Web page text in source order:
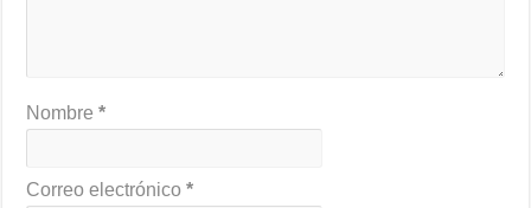
Nombre*
Correo electrónico*